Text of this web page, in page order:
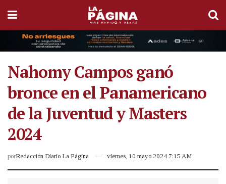
Nahomy Campos ganó
bronce en el Panamericano
de la Juventud y Masters
2024
porRedacción Diario La Página viernes, 10 mayo 2024 7:15 AM